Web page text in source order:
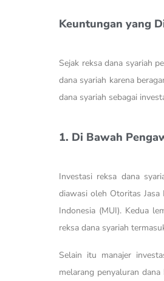
Keuntungan yang
Sejak reksa dana syariah
dana syariah karena
dana syariah sebagai
1. Di Bawah
Investasi reksa dana
diawasi oleh Otoritas Jasa
Indonesia (MUI). Kedua
reksa dana syariah
Selain itu manajer
melarang penyaluran